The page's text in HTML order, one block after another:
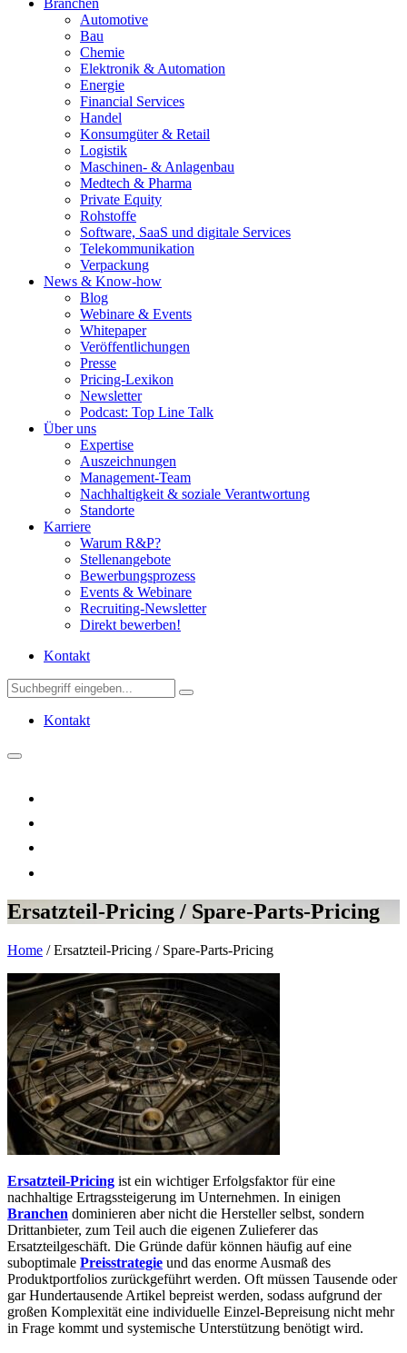
Branchen
Automotive
Bau
Chemie
Elektronik & Automation
Energie
Financial Services
Handel
Konsumgüter & Retail
Logistik
Maschinen- & Anlagenbau
Medtech & Pharma
Private Equity
Rohstoffe
Software, SaaS und digitale Services
Telekommunikation
Verpackung
News & Know-how
Blog
Webinare & Events
Whitepaper
Veröffentlichungen
Presse
Pricing-Lexikon
Newsletter
Podcast: Top Line Talk
Über uns
Expertise
Auszeichnungen
Management-Team
Nachhaltigkeit & soziale Verantwortung
Standorte
Karriere
Warum R&P?
Stellenangebote
Bewerbungsprozess
Events & Webinare
Recruiting-Newsletter
Direkt bewerben!
Kontakt
Kontakt
Ersatzteil-Pricing / Spare-Parts-Pricing
Home /Ersatzteil-Pricing / Spare-Parts-Pricing
Ersatzteil-Pricing ist ein wichtiger Erfolgsfaktor für eine
nachhaltige Ertragssteigerung im Unternehmen. In einigen
Branchen dominieren aber nicht die Hersteller selbst, sondern
Drittanbieter, zum Teil auch die eigenen Zulieferer das
Ersatzteilgeschäft. Die Gründe dafür können häufig auf eine
suboptimale Preisstrategie und das enorme Ausmaß des
Produktportfolios zurückgeführt werden. Oft müssen Tausende oder
gar Hundertausende Artikel bepreist werden, sodass aufgrund der
großen Komplexität eine individuelle Einzel-Bepreisung nicht mehr
in Frage kommt und systemische Unterstützung benötigt wird.